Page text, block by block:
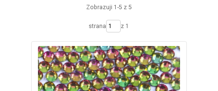
Zobrazuji 1-5 z 5
strana z 1